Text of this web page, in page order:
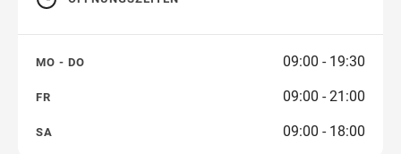
Samstag
MO - DO 09:00 - 19:30
FR 09:00 - 21:00
SA 09:00 - 18:00